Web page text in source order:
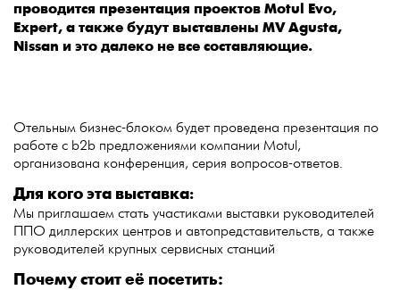
проводится презентация проектов Motul Evo,
Expert, а также будут выставлены MV Agusta,
Nissan и это далеко не все составляющие.
Отельным бизнес-блоком будет проведена презентация по
работе с b2b предложениями компании Motul,
организована конференция, серия вопросов-ответов.
Для кого эта выставка:
Мы приглашаем стать участиками выставки руководителей
ППО диллерских центров и автопредставительств, а также
руководителей крупных сервисных станций
Почему стоит её посетить: